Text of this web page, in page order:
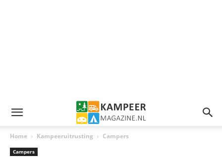
Home Kampeeruitrusting Campers
Campers